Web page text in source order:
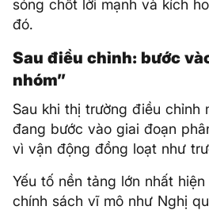
sóng chốt lời mạnh và kích
đó.
Sau điều chỉnh: bước
nhóm”
Sau khi thị trường điều chỉnh
đang bước vào giai đoạn
vì vận động đồng loạt như
Yếu tố nền tảng lớn nhất
chính sách vĩ mô như Nghị